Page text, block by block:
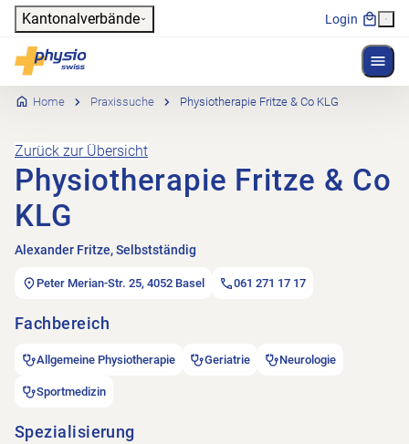
Header
Kantonalverbände Login
Physioswiss
Hauptnavigation
Home Praxissuche Physiotherapie Fritze & Co KLG
Zurück zur Übersicht
Physiotherapie Fritze & Co
KLG
Alexander Fritze, Selbstständig
Peter Merian-Str. 25, 4052 Basel 061 271 17 17
Fachbereich
Allgemeine Physiotherapie Geriatrie Neurologie
Sportmedizin
Spezialisierung